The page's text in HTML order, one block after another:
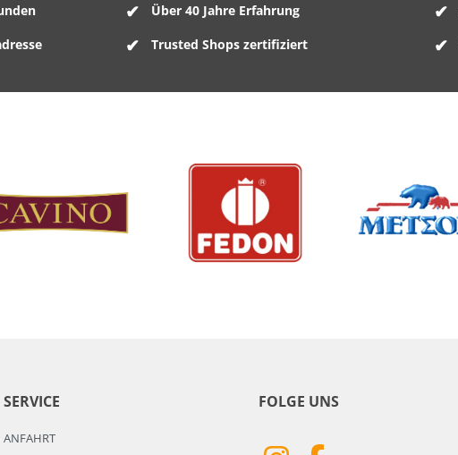
Über 40 Jahre Erfahrung
Trusted Shops zertifiziert
SERVICE
ANFAHRT
FOLGE UNS